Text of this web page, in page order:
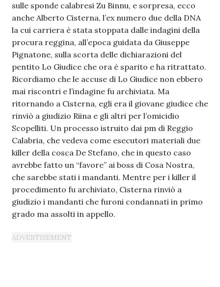
sulle sponde calabresi Zu Binnu, e sorpresa, ecco
anche Alberto Cisterna, l’ex numero due della DNA
la cui carriera è stata stoppata dalle indagini della
procura reggina, all’epoca guidata da Giuseppe
Pignatone, sulla scorta delle dichiarazioni del
pentito Lo Giudice che ora è sparito e ha ritrattato.
Ricordiamo che le accuse di Lo Giudice non ebbero
mai riscontri e l’indagine fu archiviata. Ma
ritornando a Cisterna, egli era il giovane giudice che
rinviò a giudizio Riina e gli altri per l’omicidio
Scopelliti. Un processo istruito dai pm di Reggio
Calabria, che vedeva come esecutori materiali due
killer della cosca De Stefano, che in questo caso
avrebbe fatto un “favore” ai boss di Cosa Nostra,
che sarebbe stati i mandanti. Mentre per i killer il
procedimento fu archiviato, Cisterna rinviò a
giudizio i mandanti che furoni condannati in primo
grado ma assolti in appello.